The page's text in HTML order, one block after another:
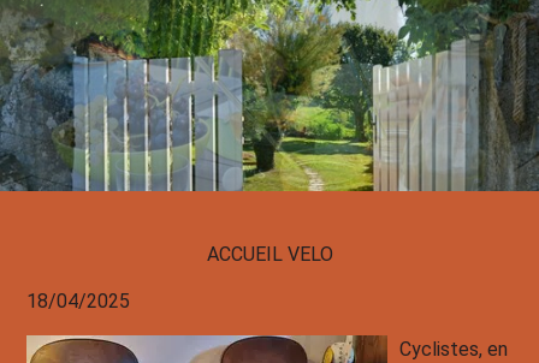
ACCUEIL VELO
18/04/2025
Cyclistes, en